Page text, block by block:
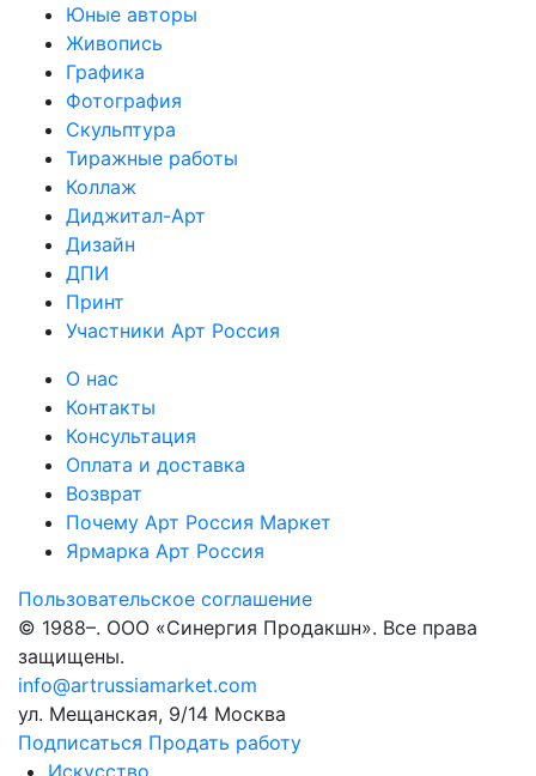
Юные авторы
Живопись
Графика
Фотография
Скульптура
Тиражные работы
Коллаж
Диджитал-Арт
Дизайн
ДПИ
Принт
Участники Арт Россия
О нас
Контакты
Консультация
Оплата и доставка
Возврат
Почему Арт Россия Маркет
Ярмарка Арт Россия
Пользовательское соглашение
© 1988–. ООО «Синергия Продакшн». Все права
защищены.
info@artrussiamarket.com
ул. Мещанская, 9/14 Москва
Подписаться Продать работу